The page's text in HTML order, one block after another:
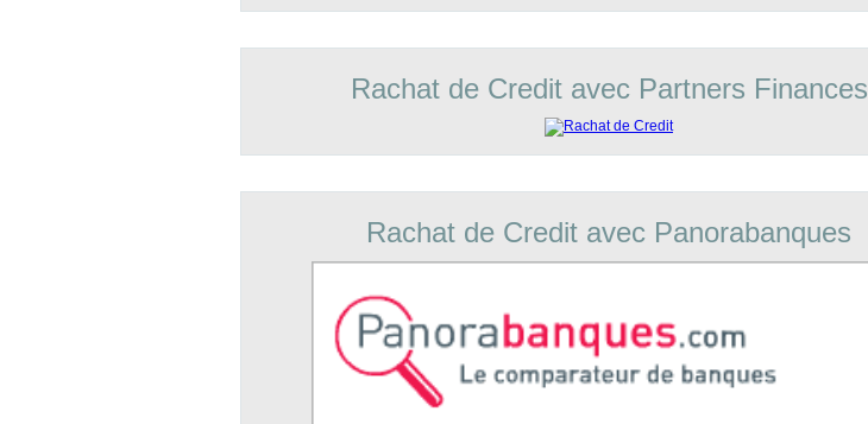
Rachat de Credit avec Partners Finances
Rachat de Credit avec Panorabanques